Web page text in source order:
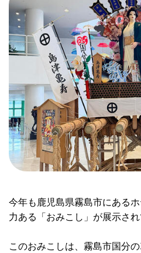
今年も鹿児島県霧島市にある
力ある「おみこし」が展示され
このおみこしは、霧島市国分